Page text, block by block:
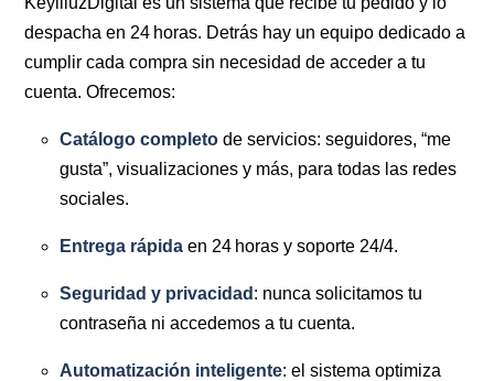
despacha en 24 horas. Detrás hay un equipo dedicado a
cumplir cada compra sin necesidad de acceder a tu
cuenta. Ofrecemos:
Catálogo completo de servicios: seguidores, “me
gusta”, visualizaciones y más, para todas las redes
sociales.
Entrega rápida en 24 horas y soporte 24/4.
Seguridad y privacidad : nunca solicitamos tu
contraseña ni accedemos a tu cuenta.
Automatización inteligente: el sistema optimiza